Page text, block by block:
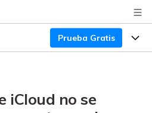
Prueba Gratis
iCloud no se